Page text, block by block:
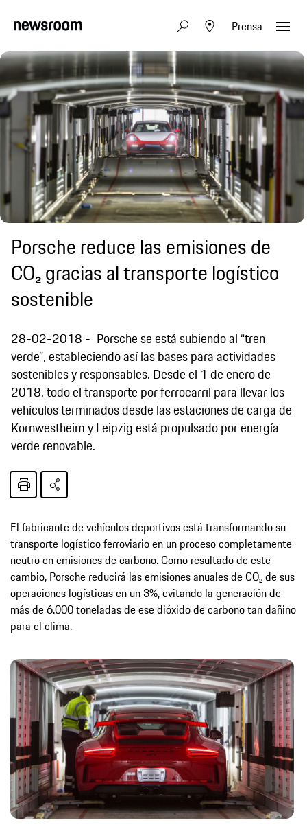
Prensa
Porsche reduce las emisiones de
CO₂ gracias al transporte logístico
sostenible
28-02-2018
Porsche se está subiendo al “tren
verde”, estableciendo así las bases para actividades
sostenibles y responsables. Desde el 1 de enero de
2018, todo el transporte por ferrocarril para llevar los
vehículos terminados desde las estaciones de carga de
Kornwestheim y Leipzig está propulsado por energía
verde renovable.
El fabricante de vehículos deportivos está transformando su
transporte logístico ferroviario en un proceso completamente
neutro en emisiones de carbono. Como resultado de este
cambio, Porsche reducirá las emisiones anuales de CO₂ de sus
operaciones logísticas en un 3%, evitando la generación de
más de 6.000 toneladas de ese dióxido de carbono tan dañino
para el clima.